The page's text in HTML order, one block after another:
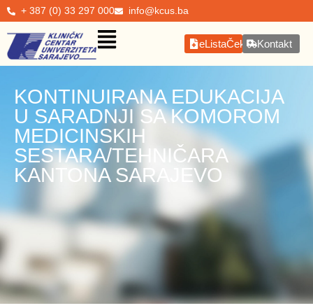
+ 387 (0) 33 297 000 info@kcus.ba
eListaČekanjaKontakt
KONTINUIRANA EDUKACIJA
U SARADNJI SA KOMOROM
MEDICINSKIH
SESTARA/TEHNIČARA
KANTONA SARAJEVO